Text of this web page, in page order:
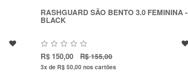
RASHGUARD SÃO BENTO 3.0 FEMININA -
BLACK
R$ 150,00 R$ 155,00
3x de R$ 50,00nos cartões